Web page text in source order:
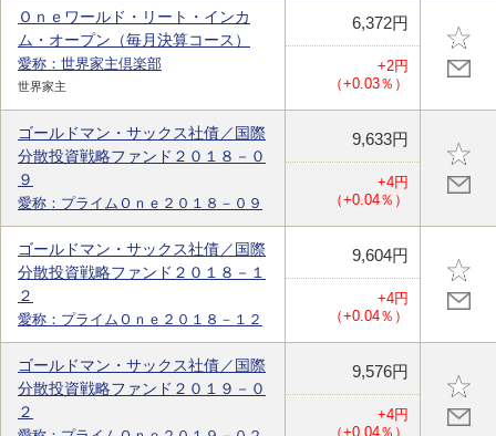
Ｏｎｅワールド・リート・インカ
ム・オープン（毎月決算コース）
愛称：世界家主倶楽部
世界家主
6,372円
+2円
（+0.03％）
ゴールドマン・サックス社債／国際
分散投資戦略ファンド２０１８－０
９
愛称：プライムＯｎｅ２０１８－０９
9,633円
+4円
（+0.04％）
ゴールドマン・サックス社債／国際
分散投資戦略ファンド２０１８－１
２
愛称：プライムＯｎｅ２０１８－１２
9,604円
+4円
（+0.04％）
ゴールドマン・サックス社債／国際
分散投資戦略ファンド２０１９－０
２
9,576円
+4円
（+0.04％）